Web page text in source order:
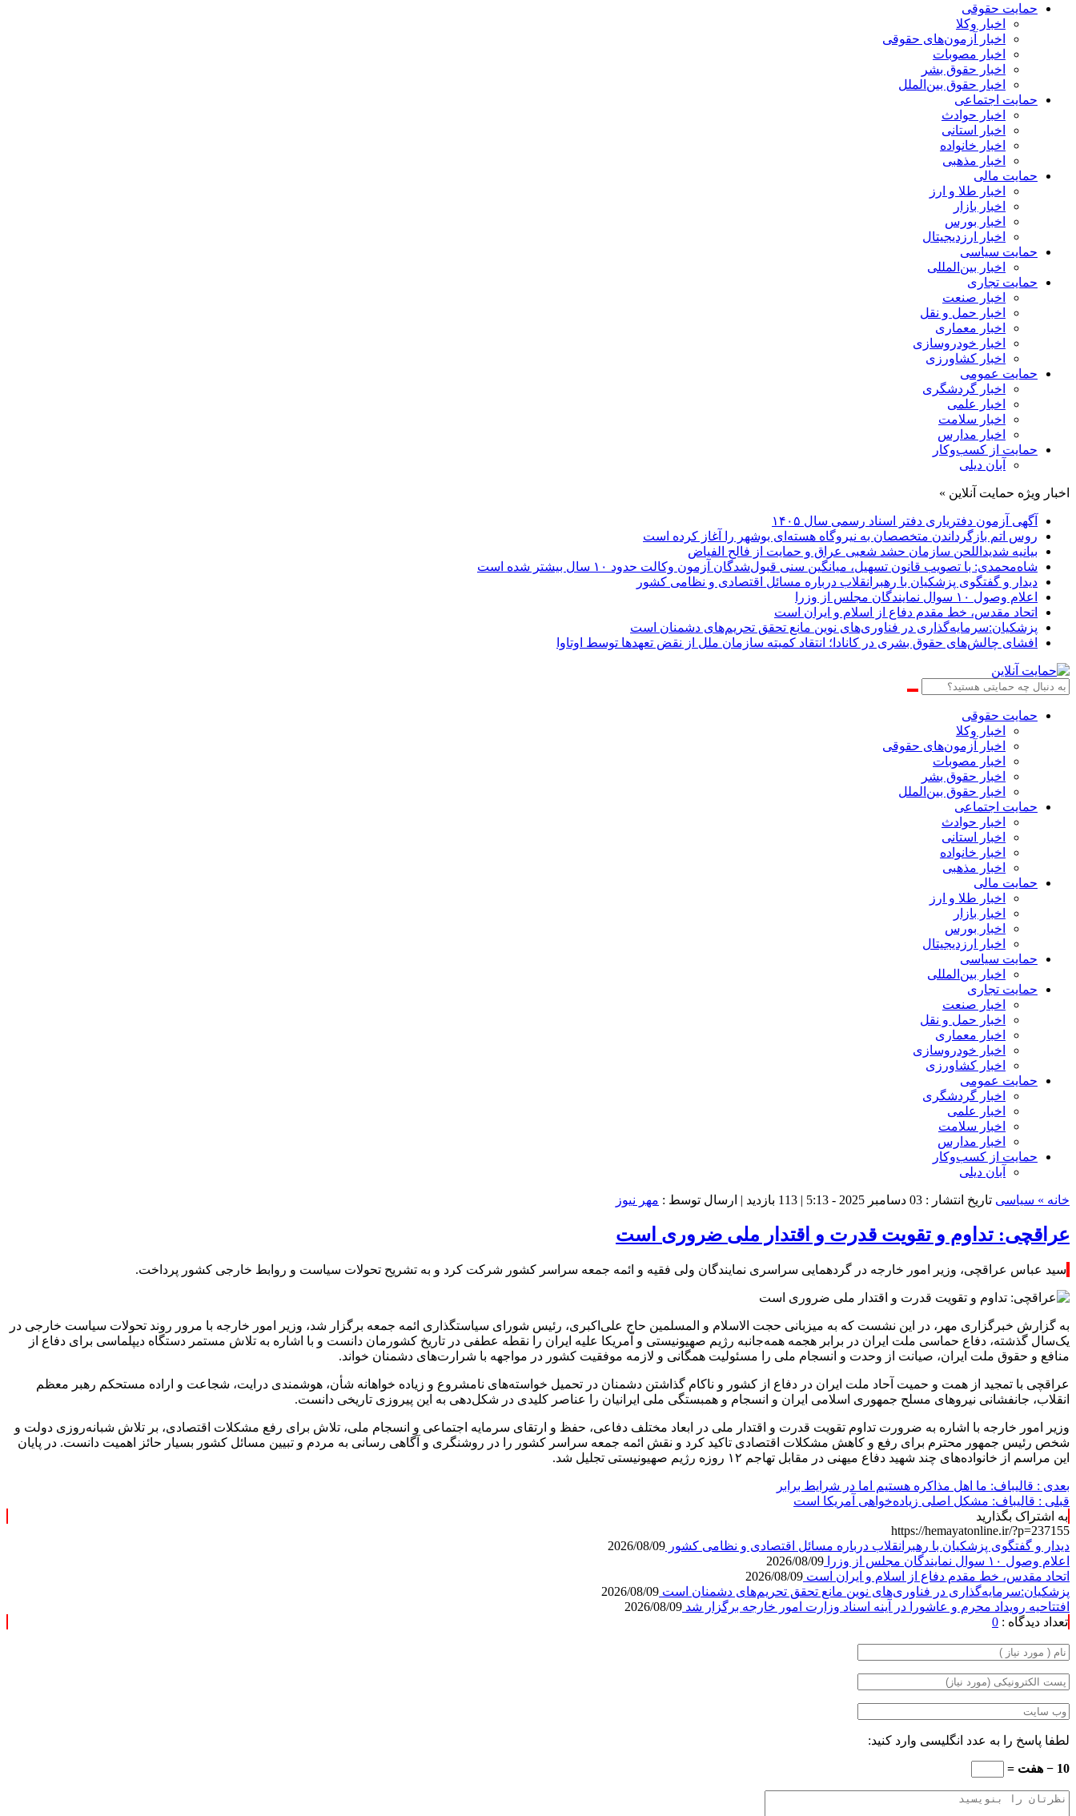
حمایت حقوقی
اخبار وکلا
اخبار آزمون‌های حقوقی
اخبار مصوبات
اخبار حقوق بشر
اخبار حقوق بین‌الملل
حمایت اجتماعی
اخبار حوادث
اخبار استانی
اخبار خانواده
اخبار مذهبی
حمایت مالی
اخبار طلا و ارز
اخبار بازار
اخبار بورس
اخبار ارزدیجیتال
حمایت سیاسی
اخبار بین‌المللی
حمایت تجاری
اخبار صنعت
اخبار حمل و نقل
اخبار معماری
اخبار خودروسازی
اخبار کشاورزی
حمایت عمومی
اخبار گردشگری
اخبار علمی
اخبار سلامت
اخبار مدارس
حمایت از کسب‌وکار
آبان دیلی
اخبار ویژه حمایت آنلاین »
آگهی آزمون دفتریاری دفتر اسناد رسمی سال ۱۴۰۵
روس اتم بازگرداندن متخصصان به نیروگاه هسته‌ای بوشهر را آغاز کرده است
بیانیه شدیداللحن سازمان حشد شعبی عراق و حمایت از فالح الفیاض
شاه‌محمدی: با تصویب قانون تسهیل، میانگین سنی قبول‌شدگان آزمون وکالت حدود ۱۰ سال بیشتر شده است
دیدار و گفتگوی پزشکیان با رهبرانقلاب درباره مسائل اقتصادی و نظامی کشور
اعلام وصول ۱۰ سوال نمایندگان مجلس از وزرا
اتحاد مقدس، خط مقدم دفاع از اسلام و ایران است
پزشکیان:سرمایه‌گذاری در فناوری‌های نوین مانع تحقق تحریم‌های دشمنان است
افشای چالش‌های حقوق بشری در کانادا؛ انتقاد کمیته سازمان ملل از نقض تعهد‌ها توسط اوتاوا
حمایت حقوقی
اخبار وکلا
اخبار آزمون‌های حقوقی
اخبار مصوبات
اخبار حقوق بشر
اخبار حقوق بین‌الملل
حمایت اجتماعی
اخبار حوادث
اخبار استانی
اخبار خانواده
اخبار مذهبی
حمایت مالی
اخبار طلا و ارز
اخبار بازار
اخبار بورس
اخبار ارزدیجیتال
حمایت سیاسی
اخبار بین‌المللی
حمایت تجاری
اخبار صنعت
اخبار حمل و نقل
اخبار معماری
اخبار خودروسازی
اخبار کشاورزی
حمایت عمومی
اخبار گردشگری
اخبار علمی
اخبار سلامت
اخبار مدارس
حمایت از کسب‌وکار
آبان دیلی
خانه » سیاسی تاریخ انتشار : 03 دسامبر 2025 - 5:13 | 113 بازدید | ارسال توسط : مهر نیوز
عراقچی: تداوم و تقویت قدرت و اقتدار ملی ضروری است
سید عباس عراقچی، وزیر امور خارجه در گردهمایی سراسری نمایندگان ولی فقیه و ائمه جمعه سراسر کشور شرکت کرد و به تشریح تحولات سیاست و روابط خارجی کشور پرداخت.
به گزارش خبرگزاری مهر، در این نشست که به میزبانی حجت الاسلام و المسلمین حاج علی‌اکبری، رئیس شورای سیاستگذاری ائمه جمعه برگزار شد، وزیر امور خارجه با مرور روند تحولات سیاست خارجی در
یک‌سال گذشته، دفاع حماسی ملت ایران در برابر هجمه همه‌جانبه رژیم صهیونیستی و آمریکا علیه ایران را نقطه عطفی در تاریخ کشورمان دانست و با اشاره به تلاش مستمر دستگاه دیپلماسی برای دفاع از
منافع و حقوق ملت ایران، صیانت از وحدت و انسجام ملی را مسئولیت همگانی و لازمه موفقیت کشور در مواجهه با شرارت‌های دشمنان خواند.
عراقچی با تمجید از همت و حمیت آحاد ملت ایران در دفاع از کشور و ناکام گذاشتن دشمنان در تحمیل خواسته‌های نامشروع و زیاده خواهانه شأن، هوشمندی درایت، شجاعت و اراده مستحکم رهبر معظم
انقلاب، جانفشانی نیروهای مسلح جمهوری اسلامی ایران و انسجام و همبستگی ملی ایرانیان را عناصر کلیدی در شکل‌دهی به این پیروزی تاریخی دانست.
وزیر امور خارجه با اشاره به ضرورت تداوم تقویت قدرت و اقتدار ملی در ابعاد مختلف دفاعی، حفظ و ارتقای سرمایه اجتماعی و انسجام ملی، تلاش برای رفع مشکلات اقتصادی، بر تلاش شبانه‌روزی دولت و
شخص رئیس جمهور محترم برای رفع و کاهش مشکلات اقتصادی تاکید کرد و نقش ائمه جمعه سراسر کشور را در روشنگری و آگاهی رسانی به مردم و تبیین مسائل کشور بسیار حائز اهمیت دانست. در پایان
این مراسم از خانواده‌های چند شهید دفاع میهنی در مقابل تهاجم ۱۲ روزه رژیم صهیونیستی تجلیل شد.
بعدی : قالیباف: ما اهل مذاکره هستیم اما در شرایط برابر
قبلی : قالیباف: مشکل اصلی زیاده‌خواهی آمریکا است
به اشتراک بگذارید
https://hemayatonline.ir/?p=237155
دیدار و گفتگوی پزشکیان با رهبرانقلاب درباره مسائل اقتصادی و نظامی کشور 2026/08/09
اعلام وصول ۱۰ سوال نمایندگان مجلس از وزرا
2026/08/09
اتحاد مقدس، خط مقدم دفاع از اسلام و ایران است 2026/08/09
پزشکیان:سرمایه‌گذاری در فناوری‌های نوین مانع تحقق تحریم‌های دشمنان است 2026/08/09
افتتاحیه رویداد محرم و عاشورا در آینه اسناد وزارت امور خارجه برگزار شد 2026/08/09
تعداد دیدگاه : 0
لطفا پاسخ را به عدد انگلیسی وارد کنید:
10 − هفت =